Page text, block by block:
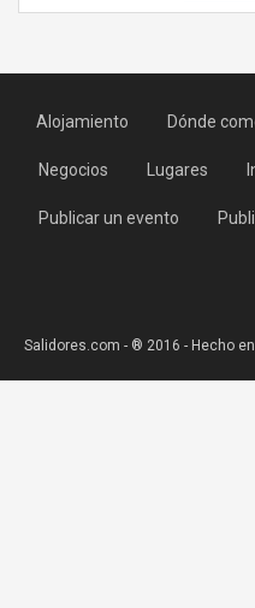
Alojamiento Dónde
Negocios Lugares
Publicar un evento
Salidores.com - ® 2016 - Hecho